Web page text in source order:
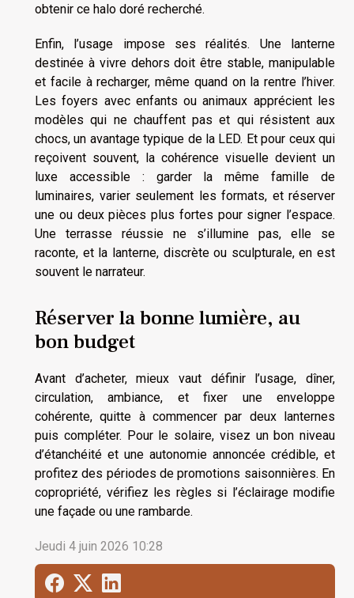
obtenir ce halo doré recherché.
Enfin, l’usage impose ses réalités. Une lanterne
destinée à vivre dehors doit être stable, manipulable
et facile à recharger, même quand on la rentre l’hiver.
Les foyers avec enfants ou animaux apprécient les
modèles qui ne chauffent pas et qui résistent aux
chocs, un avantage typique de la LED. Et pour ceux qui
reçoivent souvent, la cohérence visuelle devient un
luxe accessible : garder la même famille de
luminaires, varier seulement les formats, et réserver
une ou deux pièces plus fortes pour signer l’espace.
Une terrasse réussie ne s’illumine pas, elle se
raconte, et la lanterne, discrète ou sculpturale, en est
souvent le narrateur.
Réserver la bonne lumière, au
bon budget
Avant d’acheter, mieux vaut définir l’usage, dîner,
circulation, ambiance, et fixer une enveloppe
cohérente, quitte à commencer par deux lanternes
puis compléter. Pour le solaire, visez un bon niveau
d’étanchéité et une autonomie annoncée crédible, et
profitez des périodes de promotions saisonnières. En
copropriété, vérifiez les règles si l’éclairage modifie
une façade ou une rambarde.
Jeudi 4 juin 2026 10:28